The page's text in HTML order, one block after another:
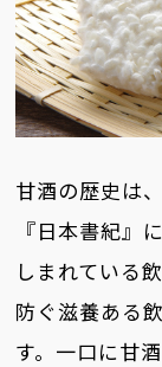
甘酒の歴史は
『日本書紀』
しまれている
防ぐ滋養ある
す。一口に甘